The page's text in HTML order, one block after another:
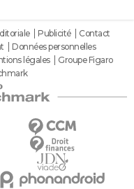
Publicité
Contact
Données personnelles
légales
Groupe Figaro